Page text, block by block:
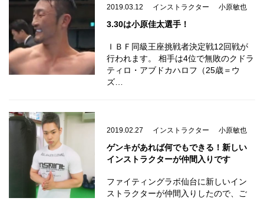
2019.03.12 インストラクター 小原敏也
3.30は小原佳太選手！
ＩＢＦ同級王座挑戦者決定戦12回戦が
行われます。 相手は4位で無敗のクドラ
ティロ・アブドカハロフ（25歳＝ウ
ズ…
2019.02.27 インストラクター 小原敏也
ゲンキがあれば何でもできる！新しい
インストラクターが仲間入りです
ファイティングラボ仙台に新しいイン
ストラクターが仲間入りしたので、ご